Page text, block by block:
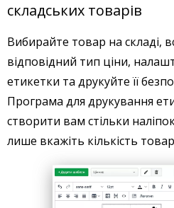
складських товарів
Вибирайте товар на складі,
відповідний тип ціни,
етикетки та друкуйте її
Програма для друкування
створити вам стільки
лише вкажіть кількість